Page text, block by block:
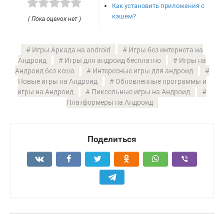
( Пока оценок нет )
Как установить приложения с
кэшем?
Игры Аркада на android
Игры без интернета на
Андроид
Игры для андроид бесплатно
Игры на
Андроид без кеша
Интересные игры для андроид
Новые игры на Андроид
Обновленные программы и
игры на Андроид
Пиксельные игры на Андроид
Платформеры на Андроид
Поделиться